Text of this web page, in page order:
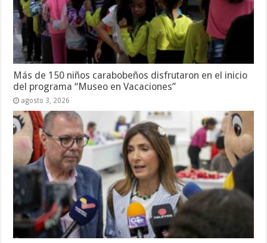
Más de 150 niños carabobeños disfrutaron en el inicio
del programa “Museo en Vacaciones”
agosto 3, 2026